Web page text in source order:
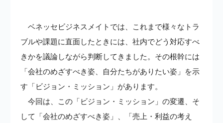
ベネッセビジネスメイトでは、これまで様々なトラ
ブルや課題に直面したときには、社内でどう対応すべ
きかを議論しながら判断してきました。その根幹には
「会社のめざすべき姿、自分たちがありたい姿」を示
す「ビジョン・ミッション」があります。
今回は、この「ビジョン・ミッション」の変遷、そ
して「会社のめざすべき姿」、「売上・利益の考え